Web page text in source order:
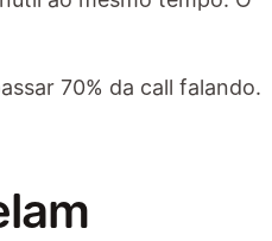
70% da call falando.